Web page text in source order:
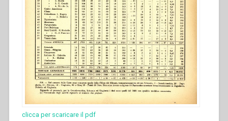
clicca per scaricare il pdf